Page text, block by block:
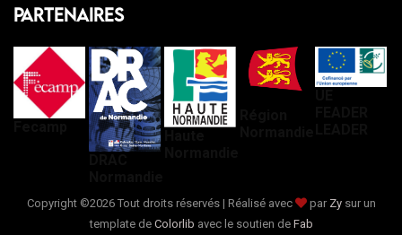
Partenaires
Copyright ©2026 Tout droits réservés | Réalisé avec par Zysur un
template de Colorlib avec le soutien de Fab